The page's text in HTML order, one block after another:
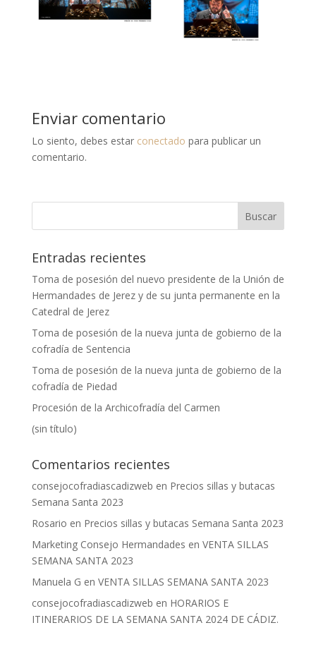
Enviar comentario
Lo siento, debes estar conectado para publicar un
comentario.
Entradas recientes
Toma de posesión del nuevo presidente de la Unión de
Hermandades de Jerez y de su junta permanente en la
Catedral de Jerez
Toma de posesión de la nueva junta de gobierno de la
cofradía de Sentencia
Toma de posesión de la nueva junta de gobierno de la
cofradía de Piedad
Procesión de la Archicofradía del Carmen
(sin título)
Comentarios recientes
consejocofradiascadizweb en Precios sillas y butacas
Semana Santa 2023
Rosario en Precios sillas y butacas Semana Santa 2023
Marketing Consejo Hermandades en VENTA SILLAS
SEMANA SANTA 2023
Manuela G en VENTA SILLAS SEMANA SANTA 2023
consejocofradiascadizweb en HORARIOS E
ITINERARIOS DE LA SEMANA SANTA 2024 DE CÁDIZ.